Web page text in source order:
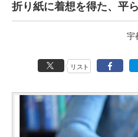
折り紙に着想を得た、平
宇
リスト